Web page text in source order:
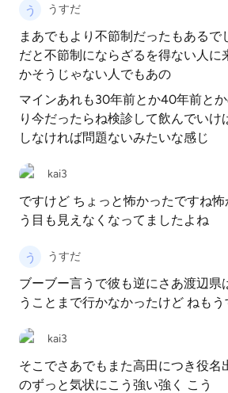
うすだ
まあでもより不節制だったもあるで
だと不節制にならざるを得ない人に
かそうじゃない人でもあの
マインあれも30年前とか40年前と
り今だったらね検診して飲んでいけ
しなければ問題ないみたいな感じ
kai3
ですけど ちょっと怖かったですね
う目も見えなくなってましたよね
うすだ
ブーブー言うで彼も逆にさあ渡辺県
うことまで行かなかったけど ねも
kai3
そこでさあでもまた高田につき役名
のずっと気状にこう強い強く こう